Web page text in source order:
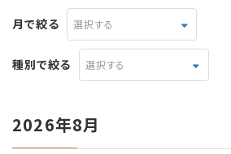
月で絞る 選択する
種別で絞る 選択する
2026年8月